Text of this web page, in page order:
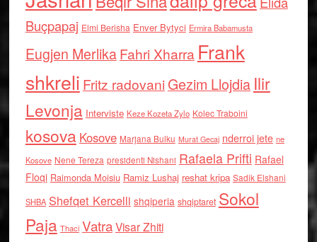
Buçpapaj Elmi Berisha Enver Bytyci Ermira Babamusta
Eugjen MerlikaFahri Xharra Frank
shkreli Fritz radovaniGezim Llojdia Ilir
Levonja Interviste Keze Kozeta Zylo Kolec Traboini
kosova Kosove Marjana Bulku Murat Gecaj nderroi jete ne
Kosove Nene Tereza presidenti Nishani Rafaela Prifti Rafael
Floqi Raimonda Moisiu Ramiz Lushaj reshat kripa Sadik Elshani
SHBA Shefqet Kercelli shqiperia shqiptaret Sokol
Paja Thaci VatraVisar Zhiti